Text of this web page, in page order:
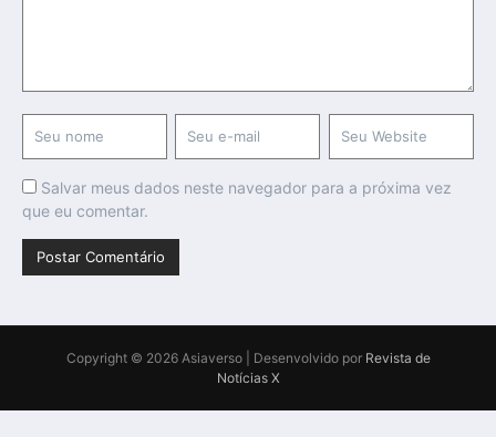
Salvar meus dados neste navegador para a próxima vez
que eu comentar.
Copyright © 2026 Asiaverso | Desenvolvido por Revista de
Notícias X